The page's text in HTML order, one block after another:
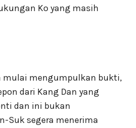
Ko yang masih
mulai mengumpulkan bukti,
dari Kang Dan yang
dan ini bukan
Suk segera menerima